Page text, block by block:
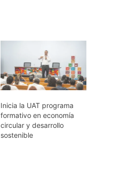
Inicia la UAT programa
formativo en economía
circular y desarrollo
sostenible